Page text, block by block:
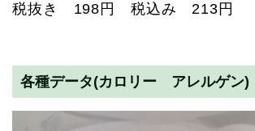
税抜き 198円 税込み 213円
各種データ(カロリー アレルゲン)